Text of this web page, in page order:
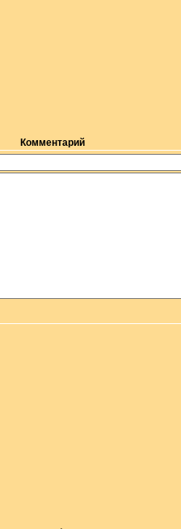
Комментарий